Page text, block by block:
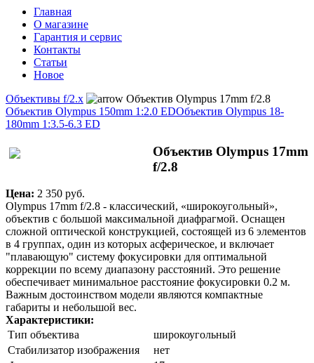
Главная
О магазине
Гарантия и сервис
Контакты
Статьи
Новое
Объективы f/2.x
Объектив Olympus 17mm f/2.8
Объектив Olympus 150mm 1:2.0 EDОбъектив Olympus 18-
180mm 1:3.5-6.3 ED
Объектив Olympus 17mm
f/2.8
Цена: 2 350 pуб.
Olympus 17mm f/2.8 - классический, «широкоугольный»,
объектив с большой максимальной диафрагмой. Оснащен
сложной оптической конструкцией, состоящей из 6 элементов
в 4 группах, один из которых асферическое, и включает
"плавающую" систему фокусировки для оптимальной
коррекции по всему диапазону расстояний. Это решение
обеспечивает минимальное расстояние фокусировки 0.2 м.
Важным достоинством модели являются компактные
габариты и небольшой вес.
Характеристики:
Тип объектива
широкоугольный
Стабилизатор изображения
нет